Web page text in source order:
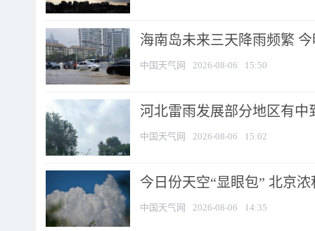
海南岛未来三天降雨频繁
中国天气网 2026-08-06 15:50
河北雷雨发展部分地区有中
中国天气网 2026-08-06 15:02
今日份天空“显眼包” 北京
中国天气网 2026-08-06 14:35